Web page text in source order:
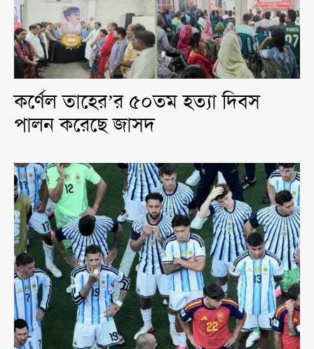
কর্ণেল তাহের’র ৫০তম হত্যা দিবস
পালন করেছে জাসদ